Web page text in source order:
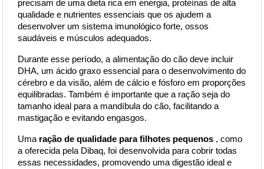
precisam de uma dieta rica em energia, proteínas de alta
qualidade e nutrientes essenciais que os ajudem a
desenvolver um sistema imunológico forte, ossos
saudáveis e músculos adequados.
Durante esse período, a alimentação do cão deve incluir
DHA, um ácido graxo essencial para o desenvolvimento do
cérebro e da visão, além de cálcio e fósforo em proporções
equilibradas. Também é importante que a ração seja do
tamanho ideal para a mandíbula do cão, facilitando a
mastigação e evitando engasgos.
Uma ração de qualidade para filhotes pequenos , como
a oferecida pela Dibaq, foi desenvolvida para cobrir todas
essas necessidades, promovendo uma digestão ideal e